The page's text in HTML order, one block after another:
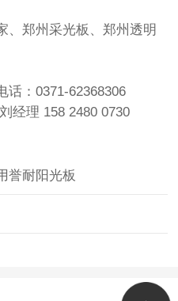
、郑州采光板、郑州透明
话：0371-62368306
经理 158 2480 0730
誉耐阳光板